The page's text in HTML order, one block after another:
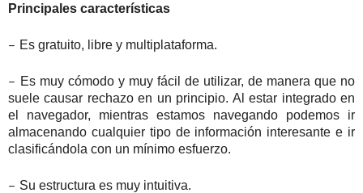
Principales características
– Es gratuito, libre y multiplataforma.
– Es muy cómodo y muy fácil de utilizar, de manera que no
suele causar rechazo en un principio. Al estar integrado en
el navegador, mientras estamos navegando podemos ir
almacenando cualquier tipo de información interesante e ir
clasificándola con un mínimo esfuerzo.
– Su estructura es muy intuitiva.